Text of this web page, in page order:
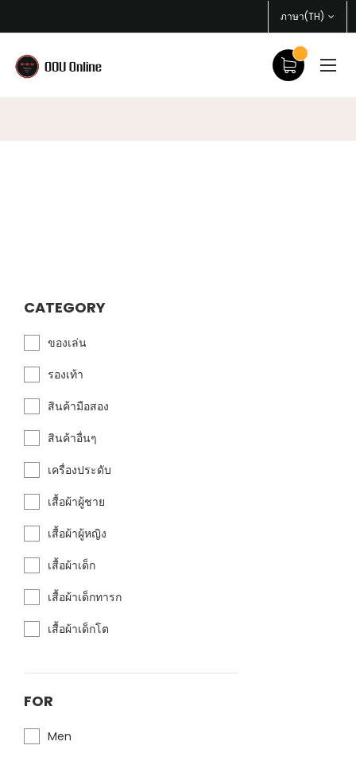
ภาษา(TH)
CATEGORY
ของเล่น
รองเท้า
สินค้ามือสอง
สินค้าอื่นๆ
เครื่องประดับ
เสื้อผ้าผู้ชาย
เสื้อผ้าผู้หญิง
เสื้อผ้าเด็ก
เสื้อผ้าเด็กทารก
เสื้อผ้าเด็กโต
FOR
Men